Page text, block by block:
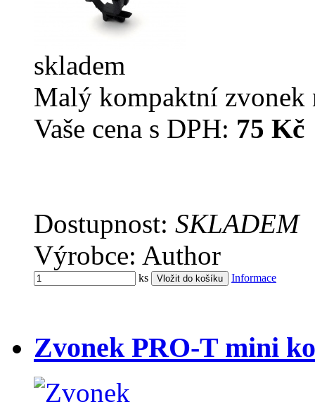
skladem
Malý kompaktní
Vaše cena s DPH: 75 Kč
Dostupnost: SKLADEM
Výrobce: Author
ks Informace
Zvonek PRO-T mini